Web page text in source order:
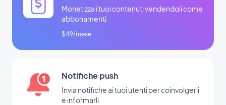
Monetizza i tuoi contenuti vendendoli come
abbonamenti
$49/mese
Notifiche push
Invia notifiche ai tuoi utenti per coinvolgerli
e informarli